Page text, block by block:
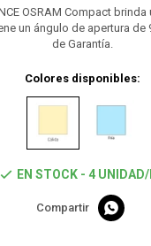
OSRAM Compact
un ángulo de apertura de
de Garantía.
Colores disponibles:
EN STOCK - 4 UNIDAD/
